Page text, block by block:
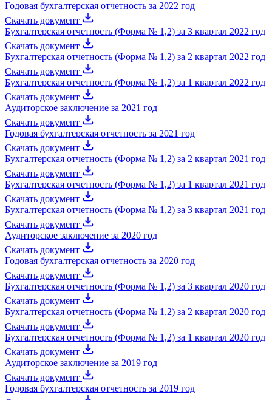
Годовая бухгалтерская отчетность за 2022 год
Скачать документ
Бухгалтерская отчетность (Форма № 1,2) за 3 квартал 2022 год
Скачать документ
Бухгалтерская отчетность (Форма № 1,2) за 2 квартал 2022 год
Скачать документ
Бухгалтерская отчетность (Форма № 1,2) за 1 квартал 2022 год
Скачать документ
Аудиторское заключение за 2021 год
Скачать документ
Годовая бухгалтерская отчетность за 2021 год
Скачать документ
Бухгалтерская отчетность (Форма № 1,2) за 2 квартал 2021 год
Скачать документ
Бухгалтерская отчетность (Форма № 1,2) за 1 квартал 2021 год
Скачать документ
Бухгалтерская отчетность (Форма № 1,2) за 3 квартал 2021 год
Скачать документ
Аудиторское заключение за 2020 год
Скачать документ
Годовая бухгалтерская отчетность за 2020 год
Скачать документ
Бухгалтерская отчетность (Форма № 1,2) за 3 квартал 2020 год
Скачать документ
Бухгалтерская отчетность (Форма № 1,2) за 2 квартал 2020 год
Скачать документ
Бухгалтерская отчетность (Форма № 1,2) за 1 квартал 2020 год
Скачать документ
Аудиторское заключение за 2019 год
Скачать документ
Годовая бухгалтерская отчетность за 2019 год